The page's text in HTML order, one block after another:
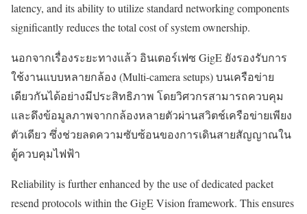
latency, and its ability to utilize standard networking components
significantly reduces the total cost of system ownership.
นอกจากเรื่องระยะทางแล้ว อินเตอร์เฟซ GigE ยังรองรับการ
ใช้งานแบบหลายกล้อง (Multi-camera setups) บนเครือข่าย
เดียวกันได้อย่างมีประสิทธิภาพ โดยวิศวกรสามารถควบคุม
และดึงข้อมูลภาพจากกล้องหลายตัวผ่านสวิตช์เครือข่ายเพียง
ตัวเดียว ซึ่งช่วยลดความซับซ้อนของการเดินสายสัญญาณใน
ตู้ควบคุมไฟฟ้า
Reliability is further enhanced by the use of dedicated packet
resend protocols within the GigE Vision framework. This ensures